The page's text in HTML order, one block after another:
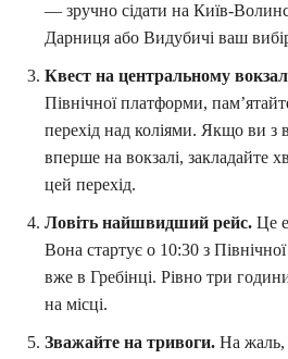
— зручно сідати на Київ-
Дарниця або Видубичі ваш
Квест на центральному
Північної платформи,
перехід над коліями. Якщо ви з
вперше на вокзалі, закладайте
цей перехід.
Ловіть найшвидший рейс. Це
Вона стартує о 10:30 з
вже в Гребінці. Рівно три
на місці.
Зважайте на тривоги. На жаль,